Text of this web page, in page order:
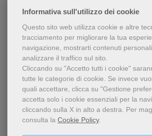
Informativa sull'utilizzo dei cookie
Questo sito web utilizza cookie e altre
tracciamento per migliorare la tua
navigazione, mostrarti contenuti
analizzare il traffico sul sito.
Cliccando su "Accetto tutti i cookie"
tutte le categorie di cookie. Se invece
quali accettare, clicca su "Gestione
accetta solo i cookie essenziali per la
cliccando sulla X in alto a destra. Per
consulta la Cookie Policy.
preghiera per i venerdì di
Quaresima contemplando
personaggi e scene della
passione: Pietro, Giacomo e
Giovanni, l'unzione a
Betania, Giuda, Giovanni
presso la croce.
Verso Gerusalemme
Pierangelo Chiaramello
,
Luca Gazzoni
6,00 €